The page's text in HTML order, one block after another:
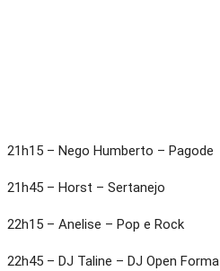
21h15 – Nego Humberto – Pagode
21h45 – Horst – Sertanejo
22h15 – Anelise – Pop e Rock
22h45 – DJ Taline – DJ Open